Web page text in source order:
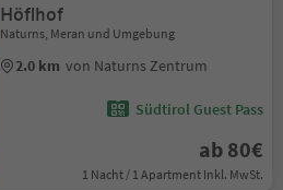
Höflhof
Naturns, Meran und Umgebung
2.0 km von Naturns Zentrum
Südtirol Guest Pass
ab 80€
1 Nacht / 1 Apartment Inkl. MwSt.